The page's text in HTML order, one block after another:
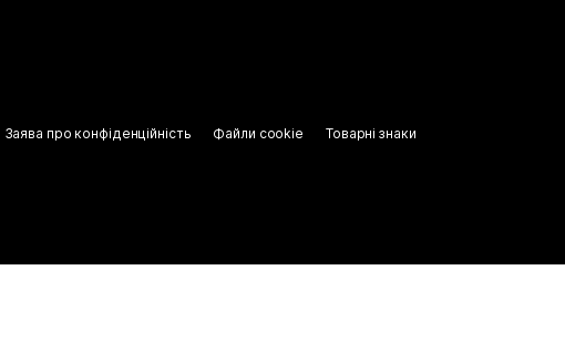
Заява про конфіденційність Файли cookie Товарні знаки